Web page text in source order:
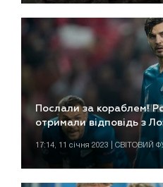
Послали за кораблем!
отримали відповідь з
17:14, 11 січня 2023 | СВІТОВИЙ